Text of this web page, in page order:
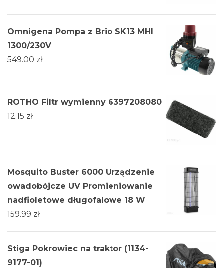
Omnigena Pompa z Brio SK13 MHI
1300/230V
549.00 zł
ROTHO Filtr wymienny 6397208080
12.15 zł
Mosquito Buster 6000 Urządzenie
owadobójcze UV Promieniowanie
nadfioletowe długofalowe 18 W
159.99 zł
Stiga Pokrowiec na traktor (1134-
9177-01)